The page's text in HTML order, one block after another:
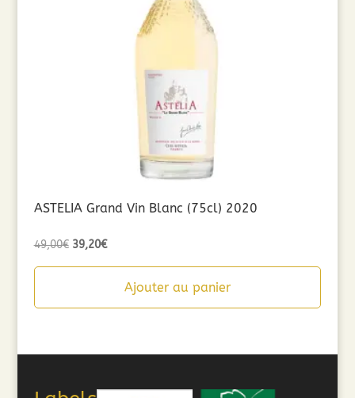
ASTELIA Grand Vin Blanc (75cl) 2020
49,00€ Le
39,20€Le
actuelAjouter au panier